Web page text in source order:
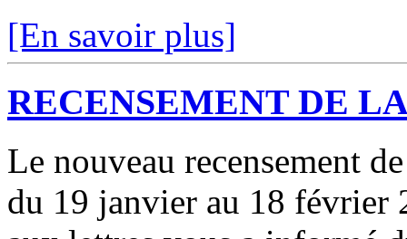
[En savoir plus]
RECENSEMENT DE
Le nouveau recensement
du 19 janvier au 18 février